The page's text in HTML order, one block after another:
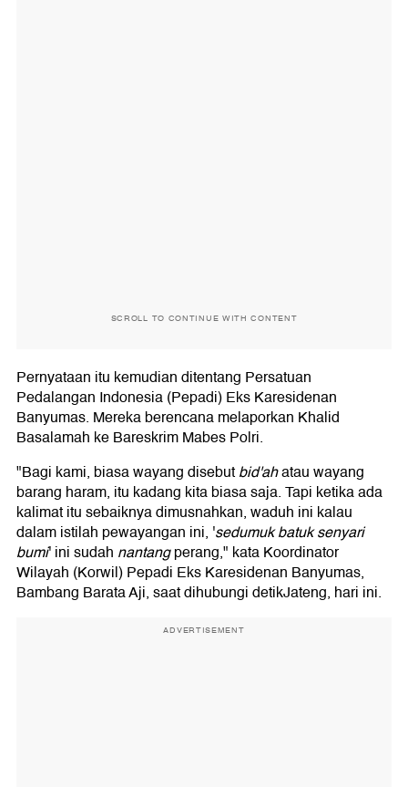
SCROLL TO CONTINUE WITH CONTENT
Pernyataan itu kemudian ditentang Persatuan
Pedalangan Indonesia (Pepadi) Eks Karesidenan
Banyumas. Mereka berencana melaporkan Khalid
Basalamah ke Bareskrim Mabes Polri.
"Bagi kami, biasa wayang disebutbid'ahatau wayang
barang haram, itu kadang kita biasa saja. Tapi ketika ada
kalimat itu sebaiknya dimusnahkan, waduh ini kalau
dalam istilah pewayangan ini, 'sedumuk batuk senyari
bumi' ini sudah nantangperang," kata Koordinator
Wilayah (Korwil) Pepadi Eks Karesidenan Banyumas,
Bambang Barata Aji, saat dihubungi detikJateng, hari ini.
ADVERTISEMENT